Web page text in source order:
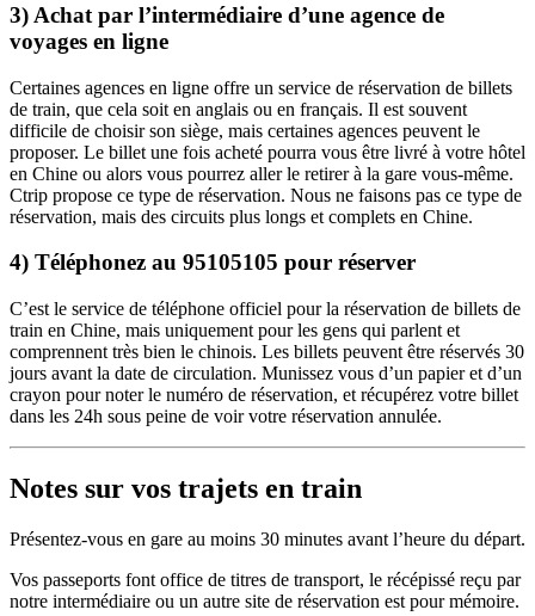
3) Achat par l’intermédiaire d’une agence de
voyages en ligne
Certaines agences en ligne offre un service de réservation de billets
de train, que cela soit en anglais ou en français. Il est souvent
difficile de choisir son siège, mais certaines agences peuvent le
proposer. Le billet une fois acheté pourra vous être livré à votre hôtel
en Chine ou alors vous pourrez aller le retirer à la gare vous-même.
Ctrip propose ce type de réservation. Nous ne faisons pas ce type de
réservation, mais des circuits plus longs et complets en Chine.
4) Téléphonez au 95105105 pour réserver
C’est le service de téléphone officiel pour la réservation de billets de
train en Chine, mais uniquement pour les gens qui parlent et
comprennent très bien le chinois. Les billets peuvent être réservés 30
jours avant la date de circulation. Munissez vous d’un papier et d’un
crayon pour noter le numéro de réservation, et récupérez votre billet
dans les 24h sous peine de voir votre réservation annulée.
Notes sur vos trajets en train
Présentez-vous en gare au moins 30 minutes avant l’heure du départ.
Vos passeports font office de titres de transport, le récépissé reçu par
notre intermédiaire ou un autre site de réservation est pour mémoire.